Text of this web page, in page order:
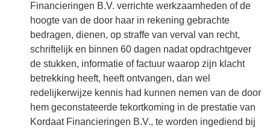
Financieringen B.V. verrichte werkzaamheden of de
hoogte van de door haar in rekening gebrachte
bedragen, dienen, op straffe van verval van recht,
schriftelijk en binnen 60 dagen nadat opdrachtgever
de stukken, informatie of factuur waarop zijn klacht
betrekking heeft, heeft ontvangen, dan wel
redelijkerwijze kennis had kunnen nemen van de door
hem geconstateerde tekortkoming in de prestatie van
Kordaat Financieringen B.V., te worden ingediend bij